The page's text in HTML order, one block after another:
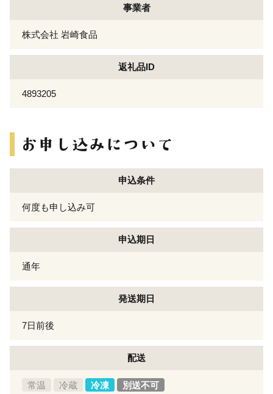
事業者
株式会社 岩崎食品
返礼品ID
4893205
申込条件
何度も申し込み可
申込期日
通年
発送期日
7日前後
配送
常温 冷蔵 冷凍 別送不可